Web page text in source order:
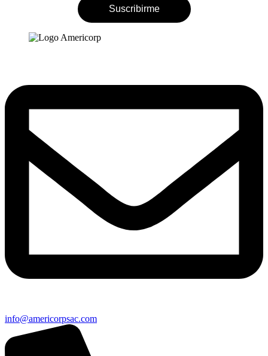
info@americorpsac.com